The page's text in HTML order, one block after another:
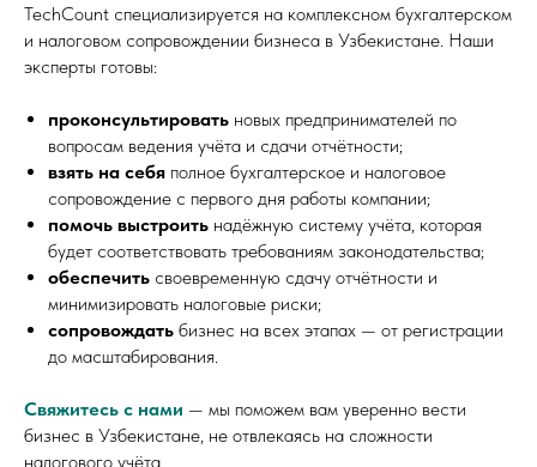
TechCount специализируется на комплексном бухгалтерском
и налоговом сопровождении бизнеса в Узбекистане. Наши
эксперты готовы:
проконсультировать новых предпринимателей по
вопросам ведения учёта и сдачи отчётности;
взять на себя полное бухгалтерское и налоговое
сопровождение с первого дня работы компании;
помочь выстроить надёжную систему учёта, которая
будет соответствовать требованиям законодательства;
обеспечить своевременную сдачу отчётности и
минимизировать налоговые риски;
сопровождать бизнес на всех этапах — от регистрации
до масштабирования.
Свяжитесь с нами — мы поможем вам уверенно вести
бизнес в Узбекистане, не отвлекаясь на сложности
налогового учёта.